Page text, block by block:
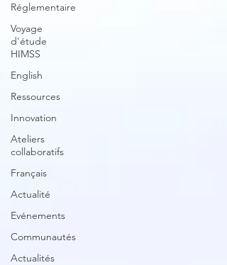
Réglementaire
Voyage
d'étude
HIMSS
English
Ressources
Innovation
Ateliers
collaboratifs
Français
Actualité
Evénements
Communautés
Actualités